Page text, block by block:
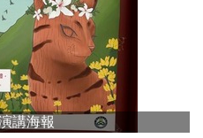
講海報